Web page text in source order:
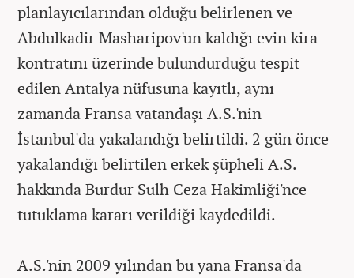
planlayıcılarından olduğu belirlenen ve
Abdulkadir Masharipov'un kaldığı evin kira
kontratını üzerinde bulundurduğu tespit
edilen Antalya nüfusuna kayıtlı, aynı
zamanda Fransa vatandaşı A.S.'nin
İstanbul'da yakalandığı belirtildi. 2 gün önce
yakalandığı belirtilen erkek şüpheli A.S.
hakkında Burdur Sulh Ceza Hakimliği'nce
tutuklama kararı verildiği kaydedildi.
A.S.'nin 2009 yılından bu yana Fransa'da